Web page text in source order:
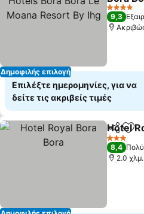
Δημοφιλής επιλογή
Resort
4 Αστέρια
9,3
Επιλέξτε ημερομηνίες, για να
δείτε τις ακριβείς τιμές
Hotel
3 Αστέρια
8,4
2.0